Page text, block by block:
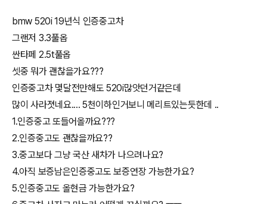
bmw 520i 19년식 인증중고차
그랜저 3.3풀옵
싼타페 2.5t풀옵
셋중 뭐가 괜찮을가요???
인증중고차 몇달전만해도 520i많앗던거같은데
많이 사라졋네요.... 5천이하인거보니 메리트있는듯한데 ..
1.인증중고 또들어올까요???
2.인증중고도 괜찮을까요??
3.중고보다 그냥 국산 새차가 나으려나요?
4.아직 보증남은인증중고도 보증연장 가능한가요?
5.인증중고도 올현금 가능한가요?